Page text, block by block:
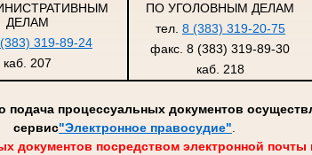
ДЕЛАМ
319-89-24
каб. 207
ПО УГОЛОВНЫМ ДЕЛАМ
тел. 8 (383) 319-20-75
факс. 8 (383) 319-89-30
каб. 218
процессуальных документов
сервис"Электронное правосудие"
документов посредством электронной почты